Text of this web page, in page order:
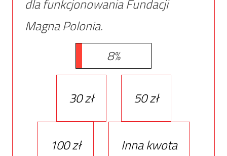
dla funkcjonowania Fundacji
Magna Polonia.
8%
30 zł 50 zł
100 zł
Inna kwota